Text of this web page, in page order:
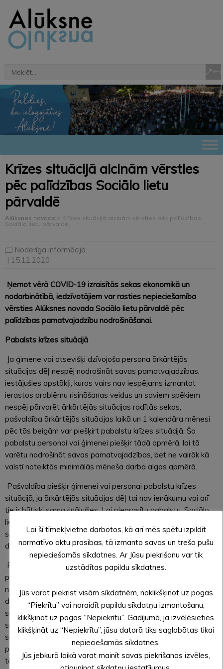
Krīzes situācijā aicinām vērsties
pēc palīdzības Sociālo lietu
pārvaldē
Alūksnes novads > Krīzes situācijā aicinām vērsties pēc palīdzības
Sociālo lietu pārvaldē
Noderīga informācija
| 15.12.2020
Ņemot vērā COVID-19 izraisītās sekas ekonomikā un
nodarbinātībā, iedzīvotājiem var rasties nepieciešamība
vērsties Alūksnes novada Sociālo lietu pārvaldē pēc
palīdzības pamatvajadzību nodrošināšanai.
Pabalsts krīzes situācijā
Ja ģimene vai atsevišķi dzīvojoša persona ārkārtējās
situācijas dēļ nespēj nodrošināt savas pamatvajadzības,
iestājušies apstākļi, kuros vairs nav iespējams izmantot
ierastos problēmu risināšanas veidus un saviem spēkiem
nespēj pārvarēt ārkārtējās situācijas radītās sekas,
pašvaldība ārkārtējās situācijas laikā un 1 kalendāra mēnesi
pēc tās beigām var piešķirt pabalstu krīzes situācijā. Šo
pabalstu personai vai ģimenei piešķir tādā apmērā, lai tā
varētu nodrošināt savas pamatvajadzības, bet ne vairāk kā
valstī noteiktās minimālās mēneša darba algas apmērā.
Pašvaldība piešķir ģimenei vai personai pabalstu krīzes
situācijā, ja ārkārtējās situācijas dēļ tai nav ienākumu vai arī
tie ir būtiski samazinājušies. Lai pieprasītu pabalstu, Sociālo
lietu pārvaldē jāiesniedz iesniegums, kurā jāapraksta krīzes
situācija, un dokumenti, kas apliecina tās rašanos COVID-19
dēļ.
Pabalstu krīzes situācijā nepiešķir atsevišķi dzīvojošai
personai vai par personu ģimenē, kurai atbilstoši
normatīvajiem aktiem ir piešķirts dīkstāves pabalsts vai
dīkstāves palīdzības pabalsts. Personai vai ģimenei, kas
savas pamatvajadzības nespēj nodrošināt ārkārtējās
situācijas dēļ un tādēļ tai piešķirts pabalsts krīzes situācijā,
saskaņā ar grozījumiem Sociālo pakalpojumu un sociālās
palīdzības likumā, ārkārtējās situācijas laikā un 1 mēnesi pēc
tās beigām pašvaldība izmaksā papildu 50 EUR par katru
Lai šī tīmekļvietne darbotos, kā arī mēs spētu izpildīt
normatīvo aktu prasības, tā izmanto savas un trešo pušu
nepieciešamās sīkdatnes. Ar Jūsu piekrišanu var tik
uzstādītas papildu sīkdatnes.
Jūs varat piekrist visām sīkdatnēm, noklikšķinot uz pogas
“Piekrītu” vai noraidīt papildu sīkdatņu izmantošanu,
klikšķinot uz pogas “Nepiekrītu”. Gadījumā, ja izvēlēsieties
klikšķināt uz “Nepiekrītu”, jūsu datorā tiks saglabātas tikai
nepieciešamās sīkdatnes.
Jūs jebkurā laikā varat mainīt savas piekrišanas izvēles,